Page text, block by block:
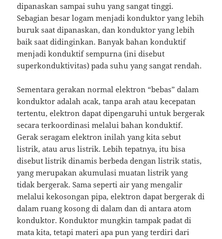
dipanaskan sampai suhu yang sangat tinggi.
Sebagian besar logam menjadi konduktor yang lebih
buruk saat dipanaskan, dan konduktor yang lebih
baik saat didinginkan. Banyak bahan konduktif
menjadi konduktif sempurna (ini disebut
superkonduktivitas) pada suhu yang sangat rendah.
Sementara gerakan normal elektron “bebas” dalam
konduktor adalah acak, tanpa arah atau kecepatan
tertentu, elektron dapat dipengaruhi untuk bergerak
secara terkoordinasi melalui bahan konduktif.
Gerak seragam elektron inilah yang kita sebut
listrik, atau arus listrik. Lebih tepatnya, itu bisa
disebut listrik dinamis berbeda dengan listrik statis,
yang merupakan akumulasi muatan listrik yang
tidak bergerak. Sama seperti air yang mengalir
melalui kekosongan pipa, elektron dapat bergerak di
dalam ruang kosong di dalam dan di antara atom
konduktor. Konduktor mungkin tampak padat di
mata kita, tetapi materi apa pun yang terdiri dari